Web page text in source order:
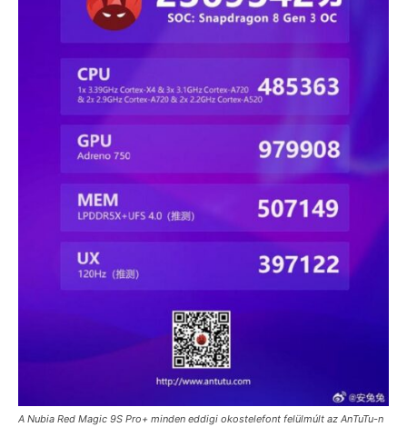
A Nubia Red Magic 9S Pro+ minden eddigi okostelefont felülmúlt az AnTuTu-n